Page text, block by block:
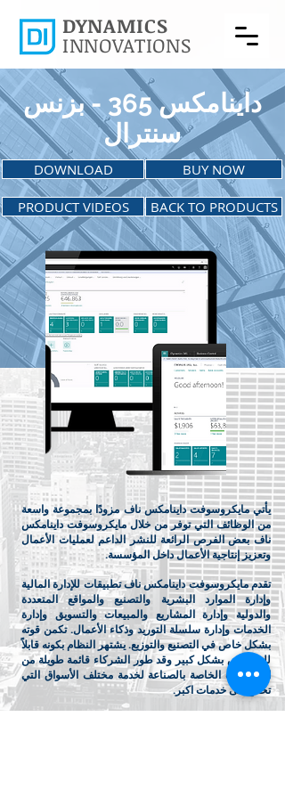
DYNAMICS
INNOVATIONS
داينامكس 365 - بزنس
سنترال
DOWNLOAD
PRODUCT VIDEOS
BUY NOW
BACK TO PRODUCTS
يأتي مايكروسوفت داينامكس ناف مزودًا بمجموعة واسعة
من الوظائف التي توفر من خلال مايكروسوفت داينامكس
ناف بعض الفرص الرائعة للنشر الداعم لعمليات الأعمال
وتعزيز إنتاجية الأعمال داخل المؤسسة.
تقدم مايكروسوفت داينامكس ناف تطبيقات للإدارة المالية
وإدارة الموارد البشرية والتصنيع والمواقع المتعددة
والدولية وإدارة المشاريع والمبيعات والتسويق وإدارة
الخدمات وإدارة سلسلة التوريد وذكاء الأعمال. تكمن قوته
بشكل خاص في التصنيع والتوزيع. يشتهر النظام بكونه قابلاً
للتخصيص بشكل كبير وقد طور الشركاء قائمة طويلة من
البرمجيات الخاصة بالصناعة لخدمة مختلف الأسواق التي
تحتاج الى خدمات اكبر.